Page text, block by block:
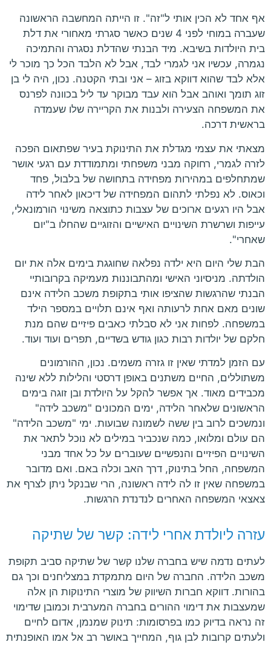
אף אחד לא הכין אותי ל"זה". זו הייתה המחשבה הראשונה
שעברה במוחי לפני 4 שנים כאשר סגרתי מאחורי את דלת
בית היולדות בשיבא. מיד הבנתי שהדלת נסגרה והתמיכה
נגמרה, עכשיו אני לגמרי לבד, אבל לא הלבד הכל כך מוכר לי
אלא לבד שהוא דווקא בזוג – אני ובתי הקטנה. נכון, היה לי בן
זוג תומך ואוהב אבל הוא עבד מבוקר עד ליל בכוונה לפרנס
את המשפחה הצעירה ולבנות את הקריירה שלו שעמדה
בראשית דרכה.
מצאתי את עצמי מגדלת את התינוקת בעיר שפתאום הפכה
לזרה לגמרי, רחוקה מבני משפחתי ומתמודדת עם רגעי אושר
שמתחלפים במהירות מפחידה בתחושה של בלבול, פחד
וכאוס. לא נפלתי לתהום המפחידה של דיכאון לאחר לידה
אבל היו רגעים ארוכים של עצבות כתוצאה משינוי הורמונאלי,
עייפות ושרשרת השינויים האישיים והזוגיים שהחלו ב"יום
שאחרי".
הבת שלי היום היא ילדה נפלאה שחוגגת בימים אלה את יום
הולדתה. מניסיוני האישי ומהתבוננות מעמיקה בקרובותיי
הבנתי שהרגשות שהציפו אותי בתקופת משכב הלידה אינם
שונים מאם אחת לרעותה ואף אינם תלויים במספר הילד
במשפחה. לפחות אני לא סבלתי כאבים פיזיים שהם מנת
חלקם של יולדות רבות כגון גודש בשדיים, תפרים ועוד ועוד.
עם הזמן למדתי שאין זו גזרה משמים. נכון, ההורמונים
משתוללים, החיים משתנים באופן דרסטי והלילות ללא שינה
מכבידים מאוד. אך אפשר להקל על היולדת ובן זוגה בימים
הראשונים שלאחר הלידה, ימים המכונים "משכב לידה"
ונמשכים לרוב בין ששה לשמונה שבועות. ימי "משכב הלידה"
הם עולם ומלואו, כמה שנכביר במילים לא נוכל לתאר את
השינויים הפיזיים והנפשיים שעוברים על כל אחד מבני
המשפחה, החל בתינוק, דרך האב וכלה באם. ואם מדובר
במשפחה שאין זו לה לידה ראשונה, הרי שבנקל ניתן לצרף את
צאצאי המשפחה האחרים לנדנדת הרגשות.
עזרה ליולדת אחרי לידה: קשר של שתיקה
לעתים נדמה שיש בחברה שלנו קשר של שתיקה סביב תקופת
משכב הלידה. החברה של היום מתמקדת במצליחנים וכך גם
בהורות. דווקא חברות השיווק של מוצרי התינוקות הן אלה
שמעצבות את דימוי ההורים בחברה המערבית וכמובן שדימוי
זה נראה בדיוק כמו בפרסומות: תינוק שמנמן, אדום לחיים
ולעתים קרובות לבן גוף, המחייך באושר רב אל אמו האופנתית